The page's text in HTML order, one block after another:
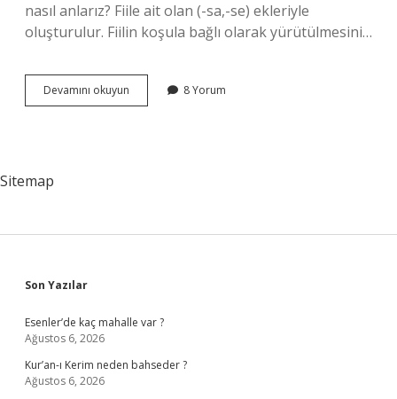
nasıl anlarız? Fiile ait olan (-sa,-se) ekleriyle
oluşturulur. Fiilin koşula bağlı olarak yürütülmesini…
Devamını okuyun
Fiil
8 Yorum
Sitemap
Sidebar
Son Yazılar
Esenler’de kaç mahalle var ?
Ağustos 6, 2026
Kur’an-ı Kerim neden bahseder ?
Ağustos 6, 2026